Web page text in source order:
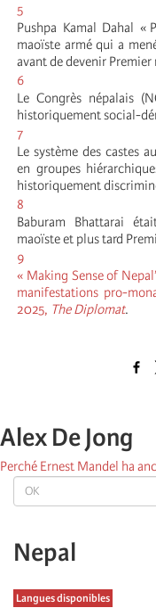
OK
Nepal
Langues disponibles
5
Pushpa Kamal Dahal «
maoïste armé qui a
avant de devenir
6
Le Congrès népalais
historiquement social-
7
Le système des castes
en groupes
historiquement
8
Baburam Bhattarai
maoïste et plus tard
9
« Making Sense of
manifestations pro-
2025, The Diplomat.
Alex De Jong
Perché Ernest Mandel ha